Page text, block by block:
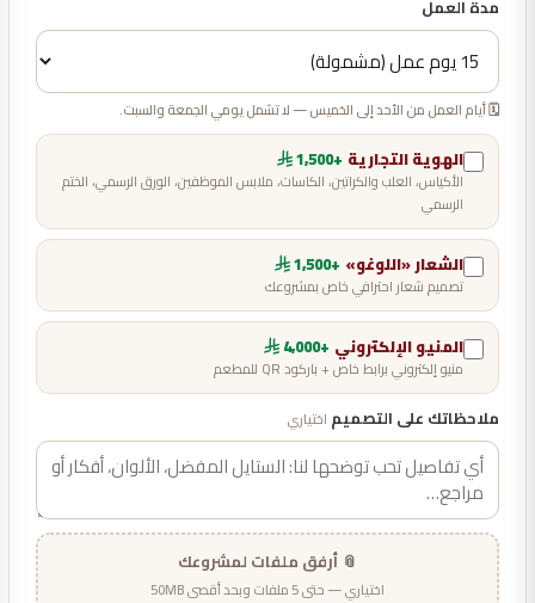
مدة العمل
🗓️ أيام العمل من الأحد إلى الخميس — لا تشمل يومي الجمعة والسبت.
الهوية التجارية +1,500
الأكياس، العلب والكراتين، الكاسات، ملابس الموظفين، الورق الرسمي، الختم
الرسمي
الشعار «اللوغو» +1,500
تصميم شعار احترافي خاص بمشروعك
المنيو الإلكتروني +4,000
منيو إلكتروني برابط خاص + باركود QR للمطعم
ملاحظاتك على التصميم اختياري
📎 أرفق ملفات لمشروعك
اختياري — حتى 5 ملفات وبحد أقصى 50MB